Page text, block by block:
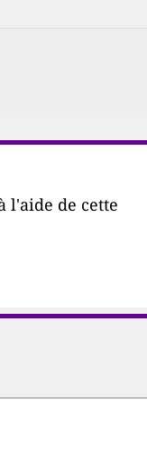
l'aide de cette